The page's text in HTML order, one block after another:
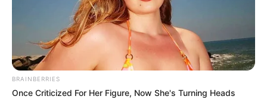
BRAINBERRIES
Once Criticized For Her Figure, Now She's Turning Heads